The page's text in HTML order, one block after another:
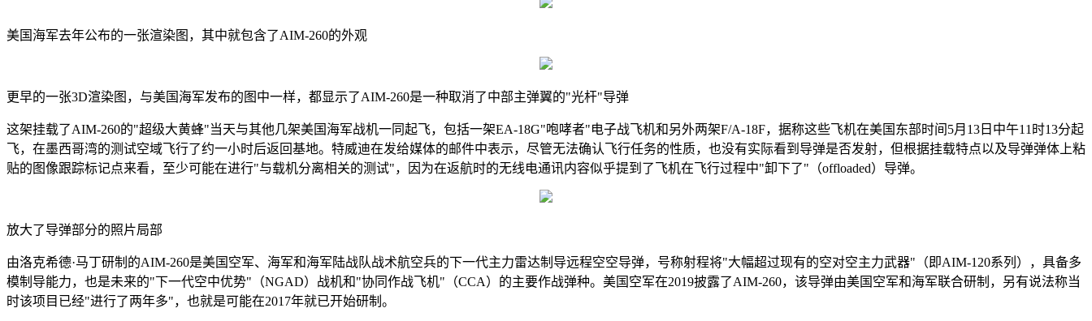
美国海军去年公布的一张渲染图，其中就包含了AIM-260的外观
更早的一张3D渲染图，与美国海军发布的图中一样，都显示了AIM-260是一种取消了中部主弹翼的"光杆"导弹
这架挂载了AIM-260的"超级大黄蜂"当天与其他几架美国海军战机一同起飞，包括一架EA-18G"咆哮者"电子战飞机和另外两架F/A-18F，据称这些飞机在美国东部时间5月13日中午11时13分起
飞，在墨西哥湾的测试空域飞行了约一小时后返回基地。特威迪在发给媒体的邮件中表示，尽管无法确认飞行任务的性质，也没有实际看到导弹是否发射，但根据挂载特点以及导弹弹体上粘
贴的图像跟踪标记点来看，至少可能在进行"与载机分离相关的测试"，因为在返航时的无线电通讯内容似乎提到了飞机在飞行过程中"卸下了"（offloaded）导弹。
放大了导弹部分的照片局部
由洛克希德·马丁研制的AIM-260是美国空军、海军和海军陆战队战术航空兵的下一代主力雷达制导远程空空导弹，号称射程将"大幅超过现有的空对空主力武器"（即AIM-120系列），具备多
模制导能力，也是未来的"下一代空中优势"（NGAD）战机和"协同作战飞机"（CCA）的主要作战弹种。美国空军在2019披露了AIM-260，该导弹由美国空军和海军联合研制，另有说法称当
时该项目已经"进行了两年多"，也就是可能在2017年就已开始研制。